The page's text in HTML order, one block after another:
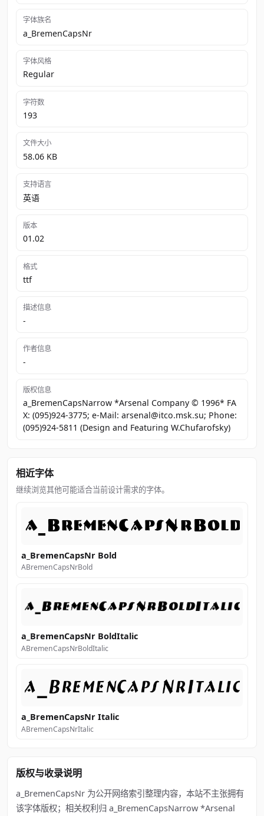
字体族名
a_BremenCapsNr
字体风格
Regular
字符数
193
文件大小
58.06 KB
支持语言
英语
版本
01.02
格式
ttf
描述信息
-
作者信息
-
版权信息
a_BremenCapsNarrow *Arsenal Company © 1996* FA
X: (095)924-3775; e-Mail: arsenal@itco.msk.su; Phone:
(095)924-5811 (Design and Featuring W.Chufarofsky)
相近字体
继续浏览其他可能适合当前设计需求的字体。
a_BremenCapsNr Bold
ABremenCapsNrBold
a_BremenCapsNr BoldItalic
ABremenCapsNrBoldItalic
a_BremenCapsNr Italic
ABremenCapsNrItalic
版权与收录说明
a_BremenCapsNr 为公开网络索引整理内容，本站不主张拥有
该字体版权；相关权利归 a_BremenCapsNarrow *Arsenal